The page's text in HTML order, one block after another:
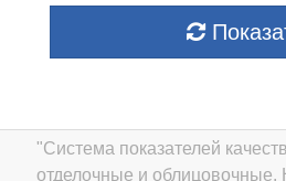
"Система показателей
отделочные и облицовочные.